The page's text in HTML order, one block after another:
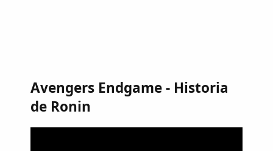
Avengers Endgame - Historia
de Ronin